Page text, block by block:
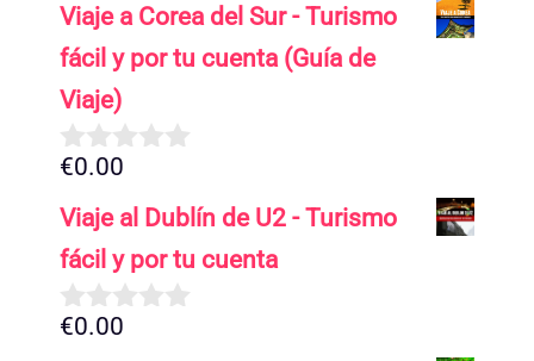
e
5
Viaje a Corea del Sur - Turismo
fácil y por tu cuenta (Guía de
Viaje)
0
e
5
€0.00
Viaje al Dublín de U2 - Turismo
fácil y por tu cuenta
0
€0.00